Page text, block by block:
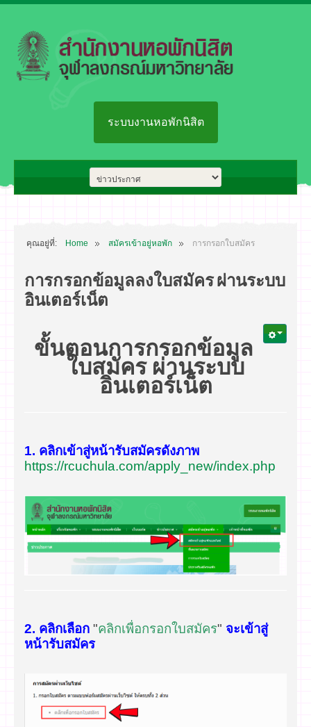
ระบบงานหอพักนิสิต
คุณอยู่ที่: Home สมัครเข้าอยู่หอพัก การกรอกใบสมัคร
การกรอกข้อมูลลงใบสมัคร ผ่านระบบ
อินเตอร์เน็ต
ขั้นตอนการกรอกข้อมูล
ใบสมัคร ผ่านระบบ
อินเตอร์เน็ต
1. คลิกเข้าสู่หน้ารับสมัครดังภาพ
https://rcuchula.com/apply_new/index.php
2. คลิกเลือก "คลิกเพื่อกรอกใบสมัคร" จะเข้าสู่
หน้ารับสมัคร